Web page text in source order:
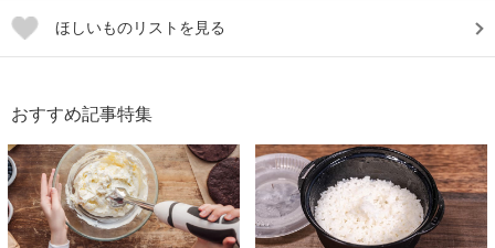
ほしいものリストを見る
おすすめ記事特集